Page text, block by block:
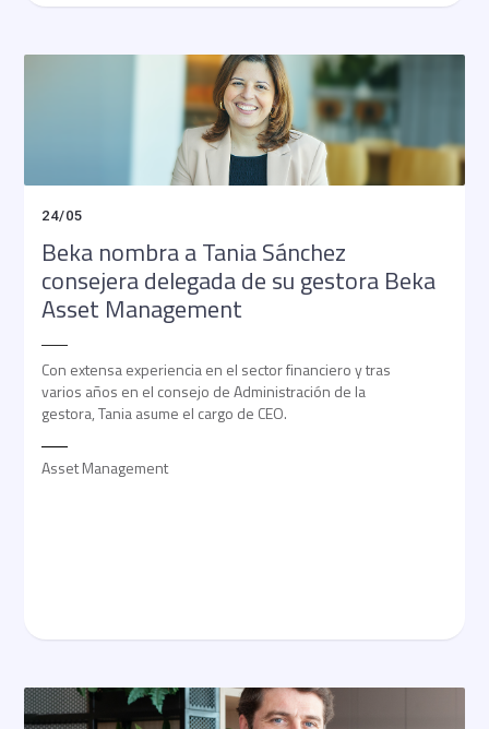
24/05
Beka nombra a Tania Sánchez
consejera delegada de su gestora Beka
Asset Management
Con extensa experiencia en el sector financiero y tras
varios años en el consejo de Administración de la
gestora, Tania asume el cargo de CEO.
Asset Management